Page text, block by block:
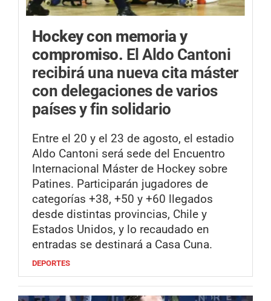
Hockey con memoria y
compromiso. El Aldo Cantoni
recibirá una nueva cita máster
con delegaciones de varios
países y fin solidario
Entre el 20 y el 23 de agosto, el estadio
Aldo Cantoni será sede del Encuentro
Internacional Máster de Hockey sobre
Patines. Participarán jugadores de
categorías +38, +50 y +60 llegados
desde distintas provincias, Chile y
Estados Unidos, y lo recaudado en
entradas se destinará a Casa Cuna.
DEPORTES